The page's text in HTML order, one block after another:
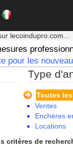
lecoindupro.com...
pour les
Type
Toutes
Ventes
Enchères
Locations
critères de